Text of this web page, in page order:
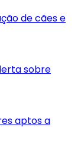
de cães e
sobre
aptos a